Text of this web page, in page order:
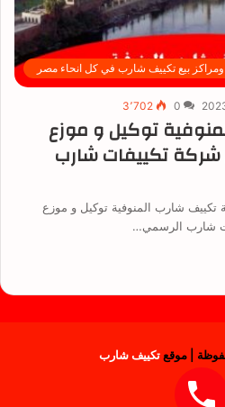
بيع تكييف شارب في كل انحاء مصر
0 3٬702
توكيل و موزع
تكييفات شارب
تكييف شارب المنوفية توكيل و موزع
شارب الرسمي…
| موقعتكييف شارب
فيسبوك